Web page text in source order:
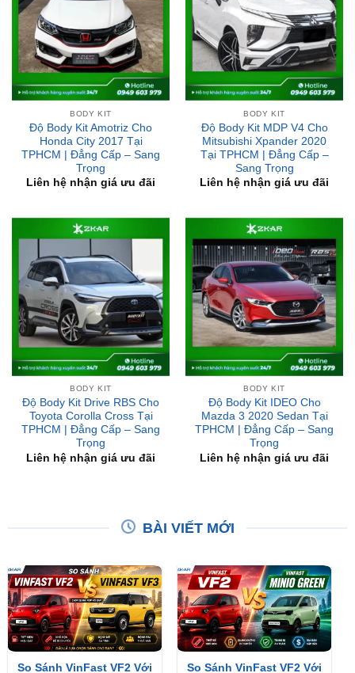
BODY KIT
Độ Body Kit Amotriz Cho
Honda City 2017 Tại
TPHCM | Đẳng Cấp – Sang
Trọng
Liên hệ nhận giá ưu đãi
BODY KIT
Độ Body Kit MDP V4 Cho
Mitsubishi Xpander 2020
Tại TPHCM | Đẳng Cấp –
Sang Trọng
Liên hệ nhận giá ưu đãi
BODY KIT
Độ Body Kit Drive RBS Cho
Toyota Corolla Cross Tại
TPHCM | Đẳng Cấp – Sang
Trọng
Liên hệ nhận giá ưu đãi
BODY KIT
Độ Body Kit IDEO Cho
Mazda 3 2020 Sedan Tại
TPHCM | Đẳng Cấp – Sang
Trọng
Liên hệ nhận giá ưu đãi
So Sánh VinFast VF2 Với
VinFast VF3 Chi Tiết
So Sánh VinFast VF2 Với
VinFast Minio Green Chi
Tiết